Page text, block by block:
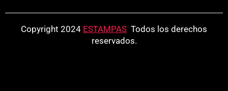
Copyright 2024 ESTAMPAS Todos los derechos
reservados.